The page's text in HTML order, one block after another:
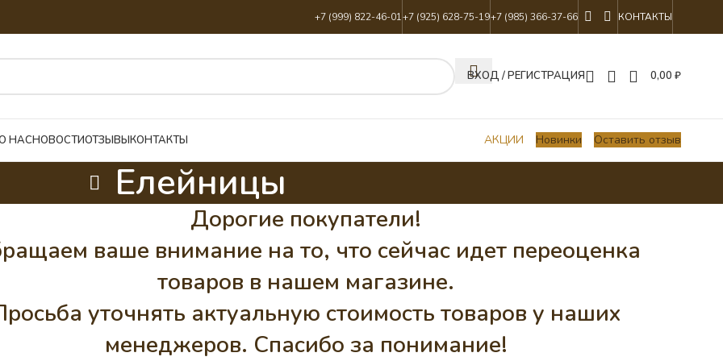
+7 (999) 822-46-01+7 (925) 628-75-19+7 (985) 366-37-66 КОНТАКТЫ
ВХОД / РЕГИСТРАЦИЯ 0,00 ₽
НАСНОВОСТИОТЗЫВЫКОНТАКТЫ АКЦИИ Новинки Оставить отзыв
Елейницы
Дорогие покупатели!
ваше внимание на то, что сейчас идет переоценка
товаров в нашем магазине.
уточнять актуальную стоимость товаров у наших
менеджеров. Спасибо за понимание!